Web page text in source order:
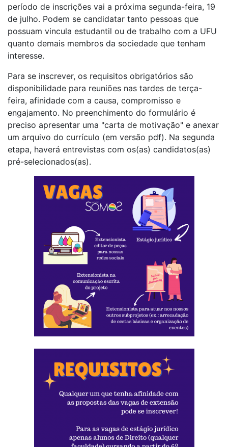
período de inscrições vai a próxima segunda-feira, 19
de julho. Podem se candidatar tanto pessoas que
possuam vincula estudantil ou de trabalho com a UFU
quanto demais membros da sociedade que tenham
interesse.
Para se inscrever, os requisitos obrigatórios são
disponibilidade para reuniões nas tardes de terça-
feira, afinidade com a causa, compromisso e
engajamento. No preenchimento do formulário é
preciso apresentar uma "carta de motivação" e anexar
um arquivo do currículo (em versão pdf). Na segunda
etapa, haverá entrevistas com os(as) candidatos(as)
pré-selecionados(as).